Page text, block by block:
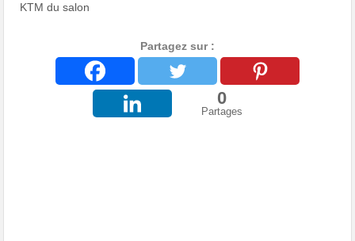
KTM du salon
Partagez sur :
0
Partages